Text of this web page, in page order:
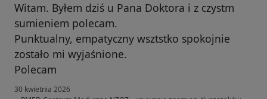
Witam. Byłem dziś u Pana Doktora i z czystm
sumieniem polecam.
Punktualny, empatyczny wsztstko spokojnie
zostało mi wyjaśnione.
Polecam
30 kwietnia 2026